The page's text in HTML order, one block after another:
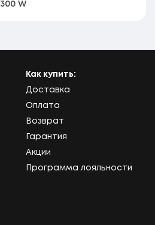
1300 W
Как купить:
Доставка
Оплата
Возврат
Гарантия
Акции
Программа лояльности